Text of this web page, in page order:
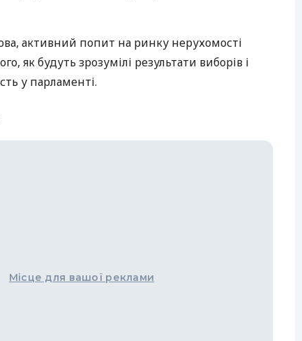
активний попит на ринку нерухомості
як будуть зрозумілі результати виборів і
у парламенті.
Місце для вашої реклами